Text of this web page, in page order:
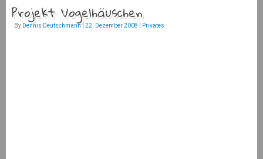
Projekt Vogelhäuschen
By Dennis Deutschmann| 22. Dezember 2008 Privates